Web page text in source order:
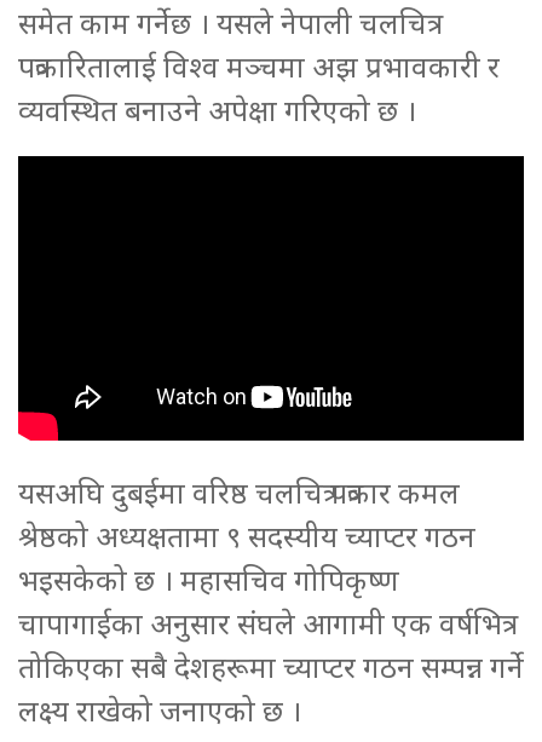
समेत काम गर्नेछ । यसले नेपाली चलचित्र
पत्रकारितालाई विश्व मञ्चमा अझ प्रभावकारी र
व्यवस्थित बनाउने अपेक्षा गरिएको छ ।
यसअघि दुबईमा वरिष्ठ चलचित्र पत्रकार कमल
श्रेष्ठको अध्यक्षतामा ९ सदस्यीय च्याप्टर गठन
भइसकेको छ । महासचिव गोपिकृष्ण
चापागाईका अनुसार संघले आगामी एक वर्षभित्र
तोकिएका सबै देशहरूमा च्याप्टर गठन सम्पन्न गर्ने
लक्ष्य राखेको जनाएको छ ।